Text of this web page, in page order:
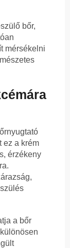
bőr,
mérsékelni
ez a krém
érzékeny
a bőr